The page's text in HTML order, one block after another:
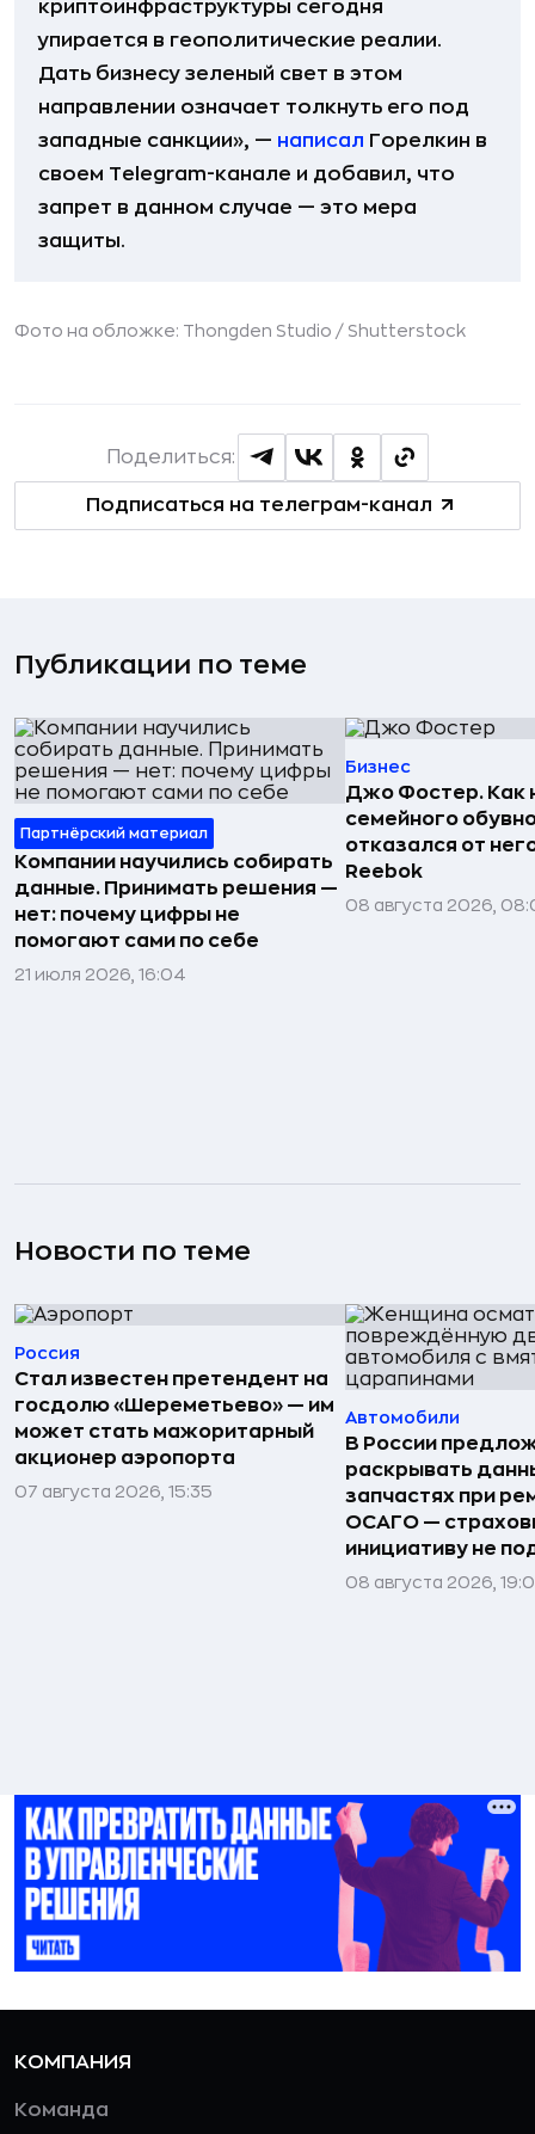
криптоинфраструктуры сегодня
упирается в геополитические реалии.
Дать бизнесу зеленый свет в этом
направлении означает толкнуть его под
западные санкции», — написал Горелкин в
своем Telegram-канале и добавил, что
запрет в данном случае — это мера
защиты.
Фото на обложке: Thongden Studio / Shutterstock
Подписаться на телеграм-канал
Поделиться:
Публикации по теме
Партнёрский материал
Компании научились собирать
данные. Принимать решения —
нет: почему цифры не
помогают сами по себе
21 июля 2026, 16:04
Бизнес
Джо Фостер. Как
семейного
отказался от
Reebok
08 августа 2026,
Новости по теме
Россия
Стал известен претендент на
госдолю «Шереметьево» — им
может стать мажоритарный
акционер аэропорта
07 августа 2026, 15:35
Автомобили
В России
раскрывать
запчастях при
ОСАГО —
инициативу не
08 августа 2026,
КОМПАНИЯ
Команда